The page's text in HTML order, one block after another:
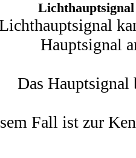
Hauptsignal
Das Hauptsignal
Fall ist zur